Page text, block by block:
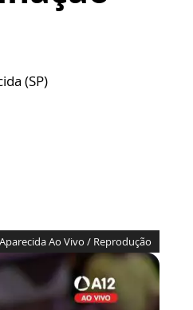
(SP)
Aparecida Ao Vivo / Reprodução